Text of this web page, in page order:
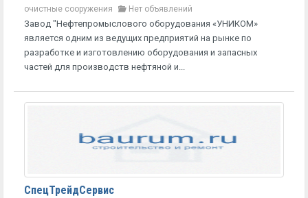
очистные сооружения
Нет объявлений
Завод "Нефтепромыслового оборудования «УНИКОМ»
является одним из ведущих предприятий на рынке по
разработке и изготовлению оборудования и запасных
частей для производств нефтяной и...
СпецТрейдСервис